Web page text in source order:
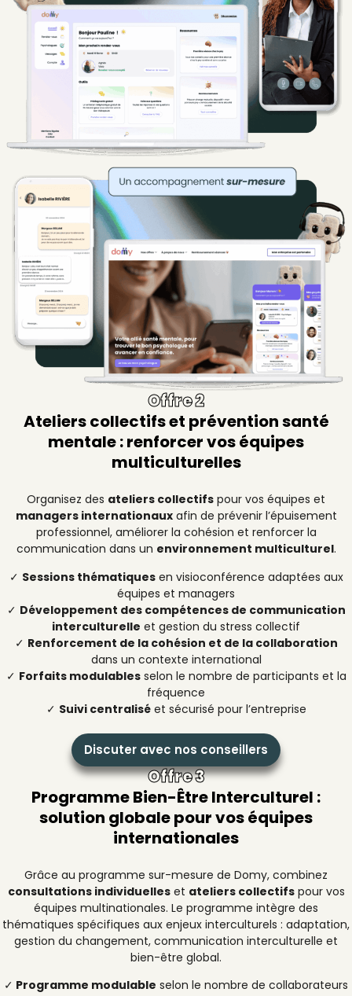
Offre 2
Ateliers collectifs et prévention santé
mentale : renforcer vos équipes
multiculturelles
Organisez des ateliers collectifs pour vos équipes et
managers internationauxafin de prévenir l’épuisement
professionnel, améliorer la cohésion et renforcer la
communication dans un environnement multiculturel.
✓ Sessions thématiquesen visioconférence adaptées aux
équipes et managers
✓ Développement des compétences de communication
interculturelle et gestion du stress collectif
✓ Renforcement de la cohésion et de la collaboration
dans un contexte international
✓ Forfaits modulablesselon le nombre de participants et la
fréquence
✓ Suivi centraliséet sécurisé pour l’entreprise
Discuter avec nos conseillers
Offre 3
Programme Bien-Être Interculturel :
solution globale pour vos équipes
internationales
Grâce au programme sur-mesure de Domy, combinez
consultations individuelleset ateliers collectifspour vos
équipes multinationales. Le programme intègre des
thématiques spécifiques aux enjeux interculturels : adaptation,
gestion du changement, communication interculturelle et
bien-être global.
✓ Programme modulable selon le nombre de collaborateurs